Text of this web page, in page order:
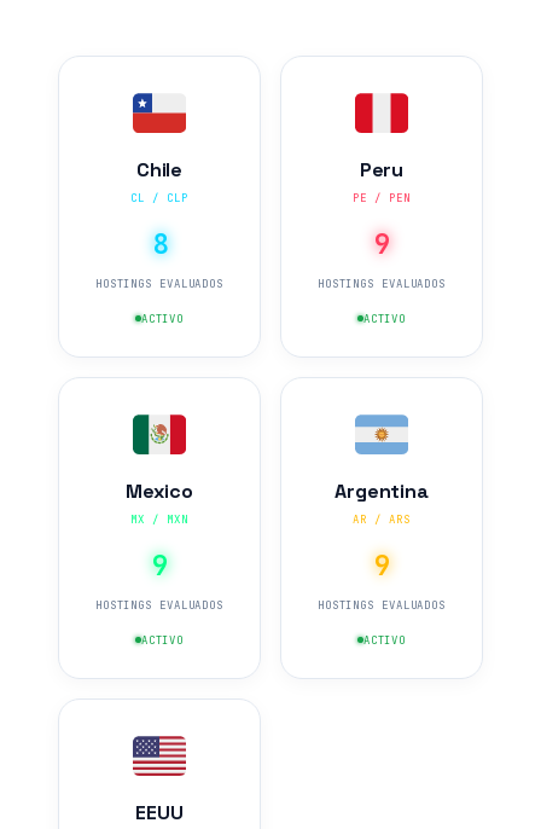
Chile
CL / CLP
8
HOSTINGS EVALUADOS
ACTIVO
Peru
PE / PEN
9
HOSTINGS EVALUADOS
ACTIVO
Mexico
MX / MXN
9
HOSTINGS EVALUADOS
ACTIVO
Argentina
AR / ARS
9
HOSTINGS EVALUADOS
ACTIVO
EEUU